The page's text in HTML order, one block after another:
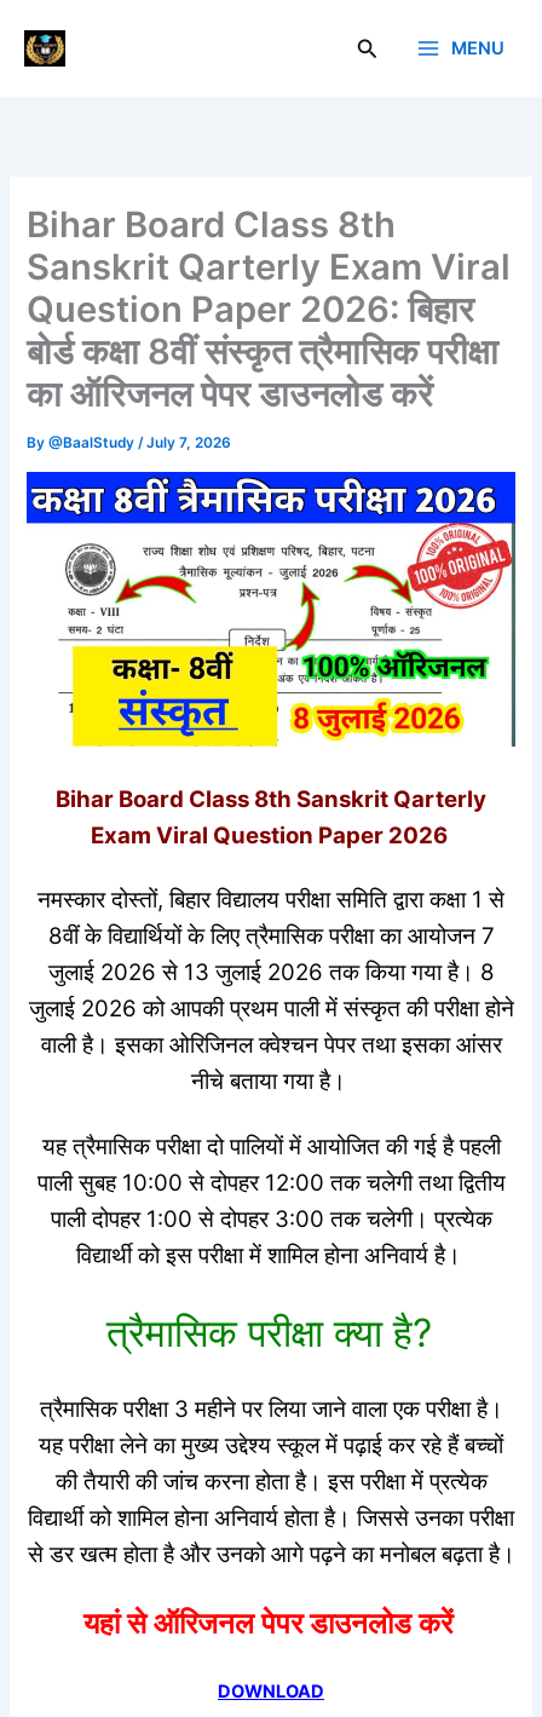
content
Search MENU
Bihar Board Class 8th
Sanskrit Qarterly Exam Viral
Question Paper 2026: बिहार
बोर्ड कक्षा 8वीं संस्कृत त्रैमासिक परीक्षा
का ऑरिजनल पेपर डाउनलोड करें
By@BaalStudy/July 7, 2026
Bihar Board Class 8th Sanskrit Qarterly
Exam Viral Question Paper 2026
नमस्कार दोस्तों, बिहार विद्यालय परीक्षा समिति द्वारा कक्षा 1 से
8वीं के विद्यार्थियों के लिए त्रैमासिक परीक्षा का आयोजन 7
जुलाई 2026 से 13 जुलाई 2026 तक किया गया है। 8
जुलाई 2026 को आपकी प्रथम पाली में संस्कृत की परीक्षा होने
वाली है। इसका ओरिजिनल क्वेश्चन पेपर तथा इसका आंसर
नीचे बताया गया है।
यह त्रैमासिक परीक्षा दो पालियों में आयोजित की गई है पहली
पाली सुबह 10:00 से दोपहर 12:00 तक चलेगी तथा द्वितीय
पाली दोपहर 1:00 से दोपहर 3:00 तक चलेगी। प्रत्येक
विद्यार्थी को इस परीक्षा में शामिल होना अनिवार्य है।
त्रैमासिक परीक्षा क्या है?
त्रैमासिक परीक्षा 3 महीने पर लिया जाने वाला एक परीक्षा है।
यह परीक्षा लेने का मुख्य उद्देश्य स्कूल में पढ़ाई कर रहे हैं बच्चों
की तैयारी की जांच करना होता है। इस परीक्षा में प्रत्येक
विद्यार्थी को शामिल होना अनिवार्य होता है। जिससे उनका परीक्षा
से डर खत्म होता है और उनको आगे पढ़ने का मनोबल बढ़ता है।
यहां से ऑरिजनल पेपर डाउनलोड करें
DOWNLOAD